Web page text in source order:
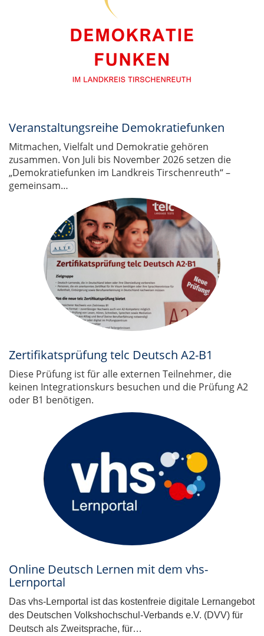
Veranstaltungsreihe Demokratiefunken
Mitmachen, Vielfalt und Demokratie gehören
zusammen. Von Juli bis November 2026 setzen die
„Demokratiefunken im Landkreis Tirschenreuth“ –
gemeinsam…
Zertifikatsprüfung telc Deutsch A2-B1
Diese Prüfung ist für alle externen Teilnehmer, die
keinen Integrationskurs besuchen und die Prüfung A2
oder B1 benötigen.
Online Deutsch Lernen mit dem vhs-
Lernportal
Das vhs-Lernportal ist das kostenfreie digitale Lernangebot
des Deutschen Volkshochschul-Verbands e.V. (DVV) für
Deutsch als Zweitsprache, für…